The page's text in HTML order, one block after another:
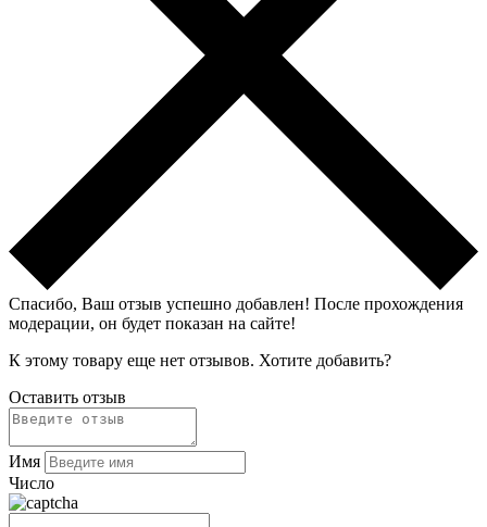
Спасибо, Ваш отзыв успешно добавлен! После прохождения
модерации, он будет показан на сайте!
К этому товару еще нет отзывов. Хотите добавить?
Оставить отзыв
Имя
Число